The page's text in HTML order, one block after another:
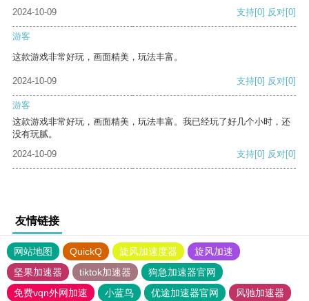
2024-10-09 支持[0] 反对[0]
游客
这款游戏非常好玩，画面精美，玩法丰富。
2024-10-09 支持[0] 反对[0]
游客
这款游戏非常好玩，画面精美，玩法丰富。我已经玩了好几个小时，还
没有玩腻。
2024-10-09
支持[0] 反对[0]
友情链接
网站地图 QuickQ 旋风加速度器
旋风加速
坚果加速器
tiktok加速器
狗急加速器官网
免费vqn外网加速
小蓝鸟 优途加速器官网 风驰加速器